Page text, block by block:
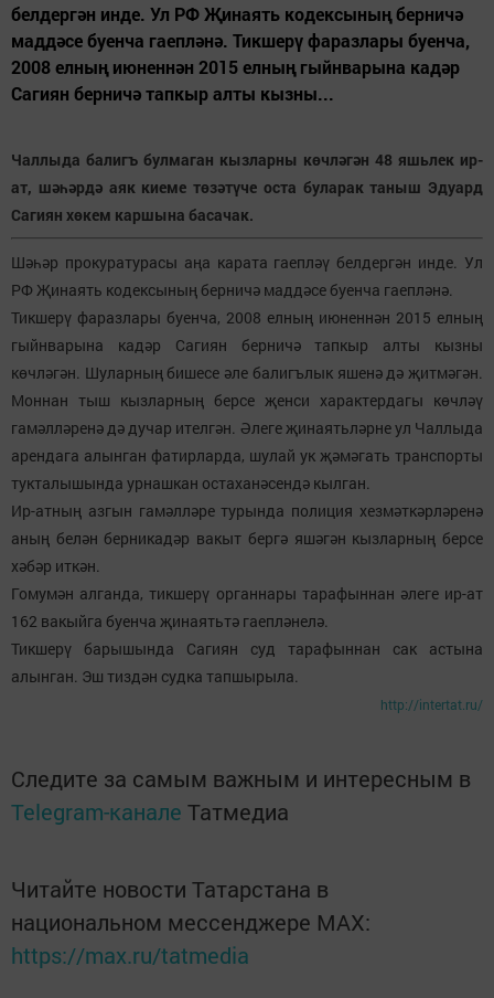
белдергән инде. Ул РФ Җинаять кодексының берничә
маддәсе буенча гаепләнә. Тикшерү фаразлары буенча,
2008 елның июненнән 2015 елның гыйнварына кадәр
Сагиян берничә тапкыр алты кызны...
Чаллыда балигъ булмаган кызларны көчләгән 48 яшьлек ир-
ат, шәһәрдә аяк киеме төзәтүче оста буларак таныш Эдуард
Сагиян хөкем каршына басачак.
Шәһәр прокуратурасы аңа карата гаепләү белдергән инде. Ул
РФ Җинаять кодексының берничә маддәсе буенча гаепләнә.
Тикшерү фаразлары буенча, 2008 елның июненнән 2015 елның
гыйнварына кадәр Сагиян берничә тапкыр алты кызны
көчләгән. Шуларның бишесе әле балигълык яшенә дә җитмәгән.
Моннан тыш кызларның берсе җенси характердагы көчләү
гамәлләренә дә дучар ителгән. Әлеге җинаятьләрне ул Чаллыда
арендага алынган фатирларда, шулай ук җәмәгать транспорты
тукталышында урнашкан остаханәсендә кылган.
Ир-атның азгын гамәлләре турында полиция хезмәткәрләренә
аның белән берникадәр вакыт бергә яшәгән кызларның берсе
хәбәр иткән.
Гомумән алганда, тикшерү органнары тарафыннан әлеге ир-ат
162 вакыйга буенча җинаятьтә гаепләнелә.
Тикшерү барышында Сагиян суд тарафыннан сак астына
алынган. Эш тиздән судка тапшырыла.
http://intertat.ru/
Следите за самым важным и интересным в
Telegram-канале Татмедиа
Читайте новости Татарстана в
национальном мессенджере MАХ:
https://max.ru/tatmedia